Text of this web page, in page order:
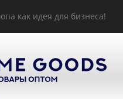
как идея для бизнеса!